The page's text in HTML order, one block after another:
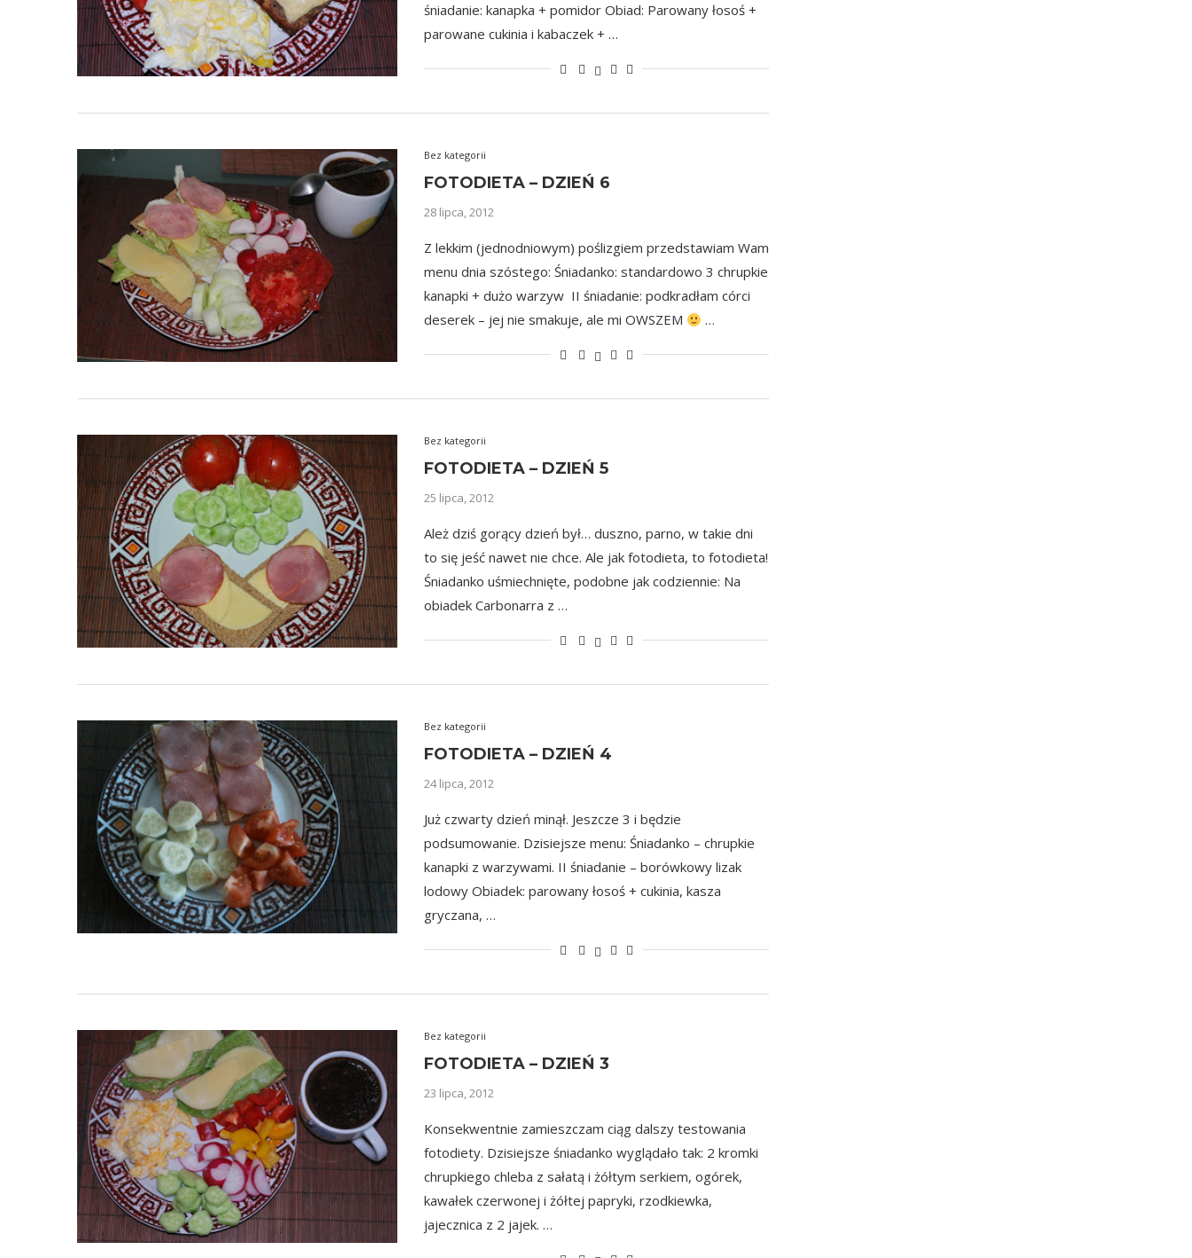
śniadanie: kanapka + pomidor Obiad: Parowany łosoś +
parowane cukinia i kabaczek + …
Bez kategorii
FOTODIETA – DZIEŃ 6
28 lipca, 2012
Z lekkim (jednodniowym) poślizgiem przedstawiam Wam
menu dnia szóstego: Śniadanko: standardowo 3 chrupkie
kanapki + dużo warzyw II śniadanie: podkradłam córci
deserek – jej nie smakuje, ale mi OWSZEM
…
Bez kategorii
FOTODIETA – DZIEŃ 5
25 lipca, 2012
Ależ dziś gorący dzień był… duszno, parno, w takie dni
to się jeść nawet nie chce. Ale jak fotodieta, to fotodieta!
Śniadanko uśmiechnięte, podobne jak codziennie: Na
obiadek Carbonarra z …
Bez kategorii
FOTODIETA – DZIEŃ 4
24 lipca, 2012
Już czwarty dzień minął. Jeszcze 3 i będzie
podsumowanie. Dzisiejsze menu: Śniadanko – chrupkie
kanapki z warzywami. II śniadanie – borówkowy lizak
lodowy Obiadek: parowany łosoś + cukinia, kasza
gryczana, …
Bez kategorii
FOTODIETA – DZIEŃ 3
23 lipca, 2012
Konsekwentnie zamieszczam ciąg dalszy testowania
fotodiety. Dzisiejsze śniadanko wyglądało tak: 2 kromki
chrupkiego chleba z sałatą i żółtym serkiem, ogórek,
kawałek czerwonej i żółtej papryki, rzodkiewka,
jajecznica z 2 jajek. …